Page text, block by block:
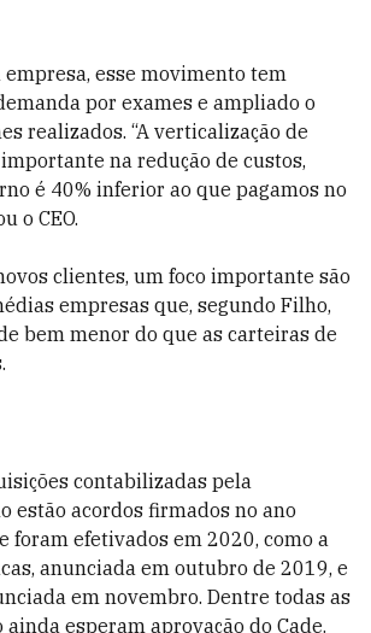
empresa, esse movimento tem
por exames e ampliado o
realizados. “A verticalização de
na redução de custos,
é 40% inferior ao que pagamos no
o CEO.
clientes, um foco importante são
empresas que, segundo Filho,
bem menor do que as carteiras de
contabilizadas pela
estão acordos firmados no ano
foram efetivados em 2020, como a
anunciada em outubro de 2019, e
em novembro. Dentre todas as
ainda esperam aprovação do Cade.